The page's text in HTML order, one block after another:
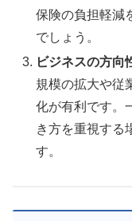
保険の負担軽減
でしょう。
ビジネスの方向
規模の拡大や従
化が有利です。
き方を重視する
す。